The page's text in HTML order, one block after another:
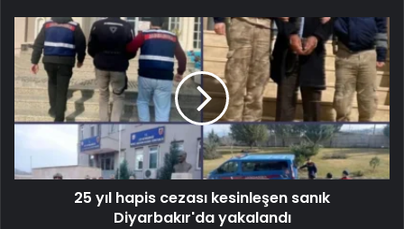
25 yıl hapis cezası kesinleşen sanık
Diyarbakır'da yakalandı